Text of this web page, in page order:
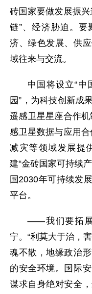
砖国家要做发展振
链”、经济胁迫。
济、绿色发展、供
域往来与交流。
中国将设立“
园”，为科技创新成
遥感卫星星座合作
感卫星数据与应用合
减灾等领域发展提
建“金砖国家可持续
国2030年可持续发
平台。
——我们要拓展
宁。“利莫大于治，
魂不散，地缘政治
的安全环境。国际
谋求自身绝对安全